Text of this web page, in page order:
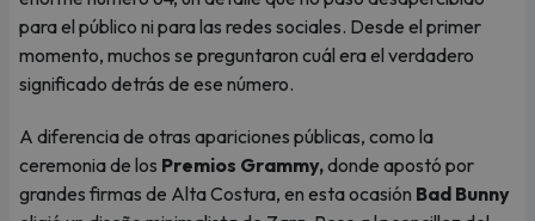
para el público ni para las redes sociales. Desde el primer
momento, muchos se preguntaron cuál era el verdadero
significado detrás de ese número.
A diferencia de otras apariciones públicas, como la
ceremonia de los Premios Grammy,donde apostó por
grandes firmas de Alta Costura, en esta ocasión Bad Bunny